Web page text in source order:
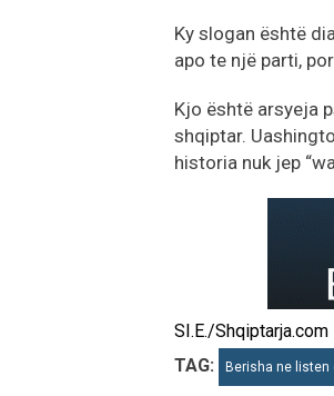
Ky slogan është
apo te një parti,
Kjo është arsyeja
shqiptar.
historia nuk jep
SI.E./Shqiptarja.com
TAG:
Berisha ne listen